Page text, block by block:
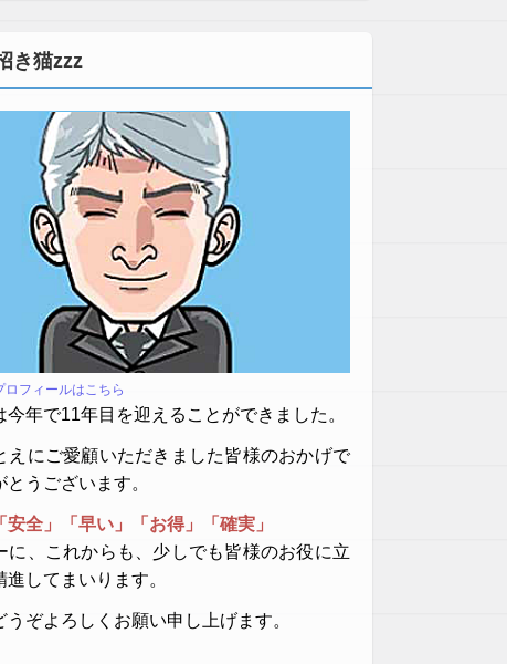
き猫zzz
ロフィールはこちら
今年で11年目を迎えることができました。
えにご愛顧いただきました皆様のおかげで
うございます。
安全」「早い」「お得」「確実」
に、これからも、少しでも皆様のお役に立
してまいります。
うぞよろしくお願い申し上げます。